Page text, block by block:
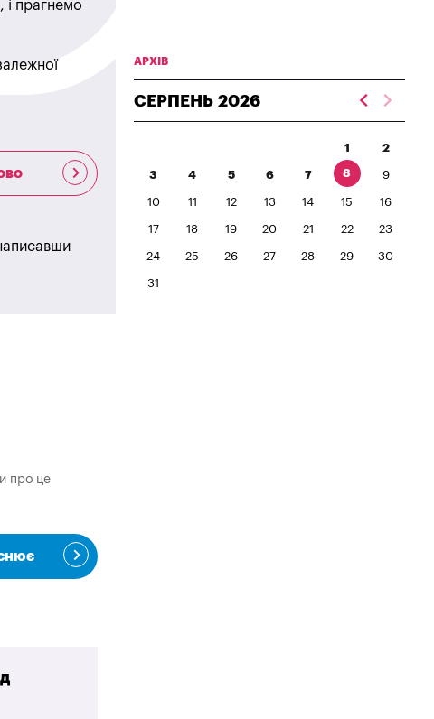
і прагнемо
про це
АРХІВ
СЕРПЕНЬ 2026
1 2
3 4 5 6 7 8 9
10 11 12 13 14 15 16
17 18 19 20 21 22 23
24 25 26 27 28 29 30
31